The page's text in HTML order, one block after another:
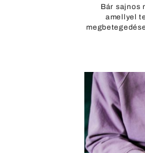
Bár sajnos
amellyel